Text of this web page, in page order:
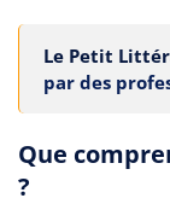
Le Petit
par des
Que
?